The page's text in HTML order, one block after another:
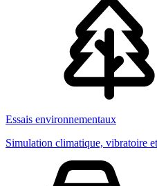
Essais environnementaux
Simulation climatique, vibratoire